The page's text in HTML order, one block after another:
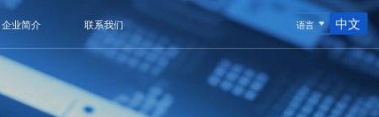
语言 中文
企业简介 联系我们